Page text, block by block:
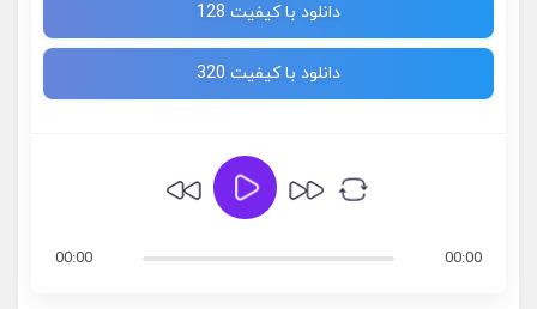
دانلود با کیفیت 128
دانلود با کیفیت 320
00:00
00:00